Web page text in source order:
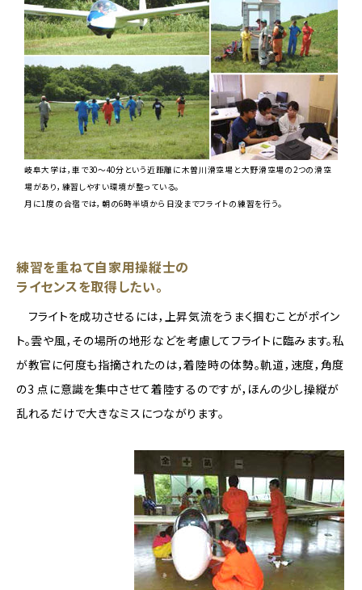
岐阜大学は，車で30～40分という近距離に木曽川滑空場と大野滑空場の2つの滑空
場があり，練習しやすい環境が整っている。
月に1度の合宿では，朝の6時半頃から日没までフライトの練習を行う。
練習を重ねて自家用操縦士の
ライセンスを取得したい。
フライトを成功させるには，上昇気流をうまく掴むことがポイン
ト。雲や風，その場所の地形などを考慮してフライトに臨みます。私
が教官に何度も指摘されたのは，着陸時の体勢。軌道，速度，角度
の3 点に意識を集中させて着陸するのですが，ほんの少し操縦が
乱れるだけで大きなミスにつながります。